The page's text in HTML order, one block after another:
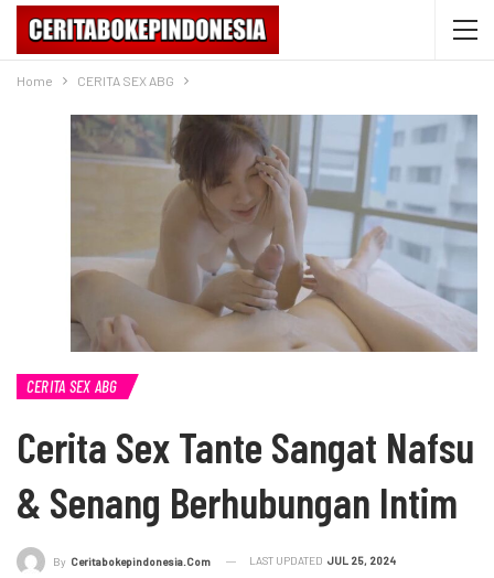
Home CERITA SEX ABG
CERITA SEX ABG
Cerita Sex Tante Sangat Nafsu
& Senang Berhubungan Intim
By Ceritabokepindonesia.com LAST UPDATED JUL 25, 2024